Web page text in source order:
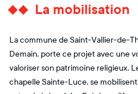
La mobilisation
La commune de Saint-Vallier-de-
Demain, porte ce projet avec une
valoriser son patrimoine religieux.
chapelle Sainte-Luce, se